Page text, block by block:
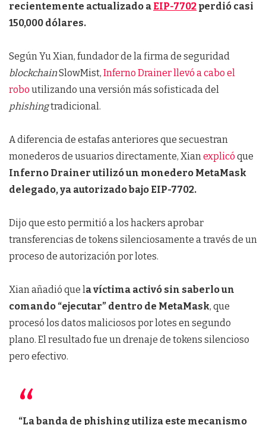
recientemente actualizado a EIP-7702 perdió casi
150,000 dólares.
Según Yu Xian, fundador de la firma de seguridad
blockchainSlowMist, Inferno Drainer llevó a cabo el
robo utilizando una versión más sofisticada del
phishingtradicional.
A diferencia de estafas anteriores que secuestran
monederos de usuarios directamente, Xianexplicó que
Inferno Drainer utilizó un monedero MetaMask
delegado, ya autorizado bajo EIP-7702.
Dijo que esto permitió a los hackers aprobar
transferencias de tokens silenciosamente a través de un
proceso de autorización por lotes.
Xian añadió que la víctima activó sin saberlo un
comando “ejecutar” dentro de MetaMask, que
procesó los datos maliciosos por lotes en segundo
plano. El resultado fue un drenaje de tokens silencioso
pero efectivo.
“La banda de phishing utiliza este mecanismo